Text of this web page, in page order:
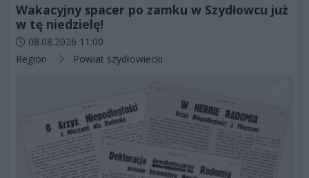
Wakacyjny spacer po zamku w Szydłowcu już
w tę niedzielę!
Data dodania artykułu:
08.08.2026 11:00
Kategorie artykułu:
Region Powiat szydłowiecki